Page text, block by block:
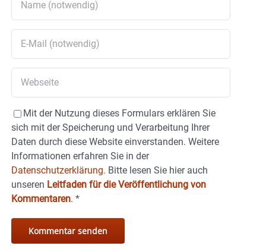
Mit der Nutzung dieses Formulars erklären Sie
sich mit der Speicherung und Verarbeitung Ihrer
Daten durch diese Website einverstanden. Weitere
Informationen erfahren Sie in der
Datenschutzerklärung. Bitte lesen Sie hier auch
unseren Leitfaden für die Veröffentlichung von
Kommentaren. *